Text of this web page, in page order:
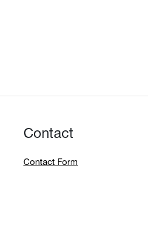
Contact
Contact Form